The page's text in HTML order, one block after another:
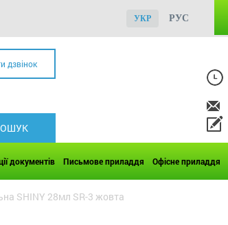
УКР РУС
дзвінок
документів Письмове приладдя Офісне приладдя
SHINY 28мл SR-3 жовта